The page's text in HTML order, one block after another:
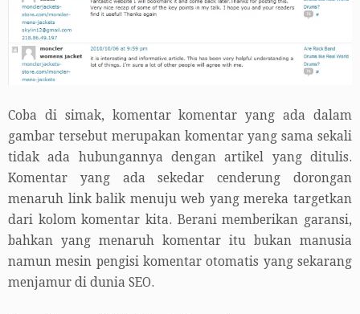
Coba di simak, komentar komentar yang ada dalam
gambar tersebut merupakan komentar yang sama sekali
tidak ada hubungannya dengan artikel yang ditulis.
Komentar yang ada sekedar cenderung dorongan
menaruh link balik menuju web yang mereka targetkan
dari kolom komentar kita. Berani memberikan garansi,
bahkan yang menaruh komentar itu bukan manusia
namun mesin pengisi komentar otomatis yang sekarang
menjamur di dunia SEO.